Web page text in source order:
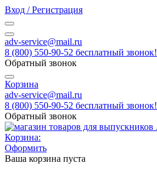
Вход / Регистрация
adv-service@mail.ru
8 (800) 550-90-52 бесплатный звонок!
Обратный звонок
Корзина
adv-service@mail.ru
8 (800) 550-90-52 бесплатный звонок!
Обратный звонок
Корзина:
Оформить
Ваша корзина пуста